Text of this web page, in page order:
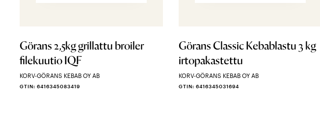
Görans 2,5kg grillattu broiler
filekuutio IQF
KORV-GÖRANS KEBAB OY AB
GTIN: 6416345083419
Görans Classic Kebablastu 3 kg
irtopakastettu
KORV-GÖRANS KEBAB OY AB
GTIN: 6416345031694